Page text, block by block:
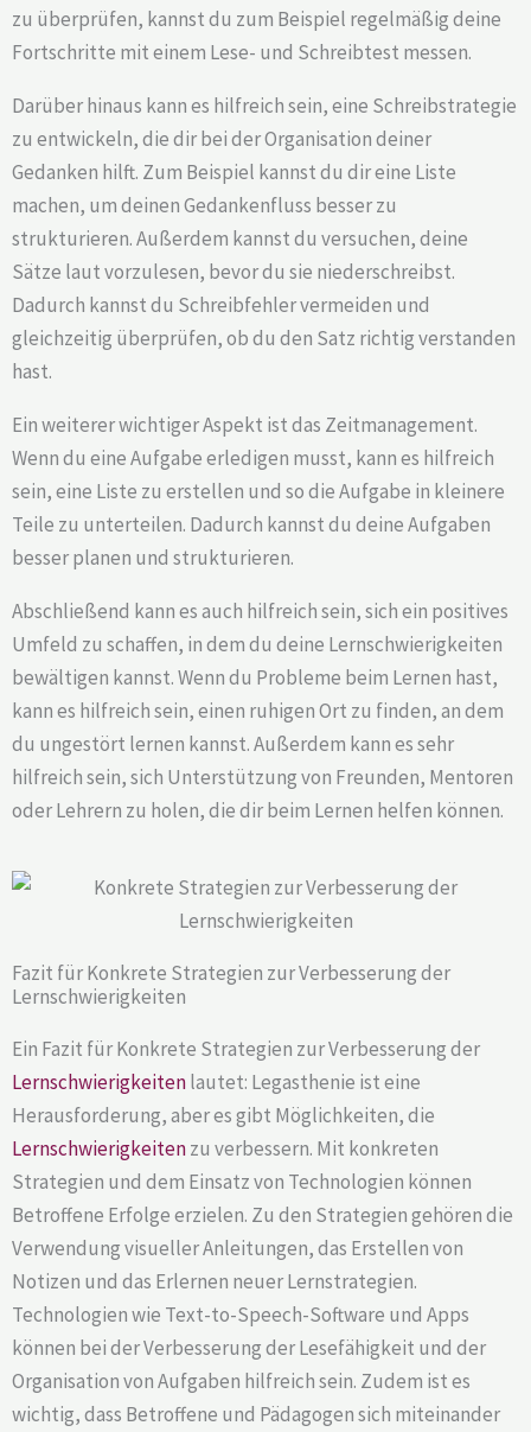
zu überprüfen, kannst du zum Beispiel regelmäßig deine
Fortschritte mit einem Lese- und Schreibtest messen.
Darüber hinaus kann es hilfreich sein, eine Schreibstrategie
zu entwickeln, die dir bei der Organisation deiner
Gedanken hilft. Zum Beispiel kannst du dir eine Liste
machen, um deinen Gedankenfluss besser zu
strukturieren. Außerdem kannst du versuchen, deine
Sätze laut vorzulesen, bevor du sie niederschreibst.
Dadurch kannst du Schreibfehler vermeiden und
gleichzeitig überprüfen, ob du den Satz richtig verstanden
hast.
Ein weiterer wichtiger Aspekt ist das Zeitmanagement.
Wenn du eine Aufgabe erledigen musst, kann es hilfreich
sein, eine Liste zu erstellen und so die Aufgabe in kleinere
Teile zu unterteilen. Dadurch kannst du deine Aufgaben
besser planen und strukturieren.
Abschließend kann es auch hilfreich sein, sich ein positives
Umfeld zu schaffen, in dem du deine Lernschwierigkeiten
bewältigen kannst. Wenn du Probleme beim Lernen hast,
kann es hilfreich sein, einen ruhigen Ort zu finden, an dem
du ungestört lernen kannst. Außerdem kann es sehr
hilfreich sein, sich Unterstützung von Freunden, Mentoren
oder Lehrern zu holen, die dir beim Lernen helfen können.
Fazit für Konkrete Strategien zur Verbesserung der
Lernschwierigkeiten
Ein Fazit für Konkrete Strategien zur Verbesserung der
Lernschwierigkeitenlautet: Legasthenie ist eine
Herausforderung, aber es gibt Möglichkeiten, die
Lernschwierigkeitenzu verbessern. Mit konkreten
Strategien und dem Einsatz von Technologien können
Betroffene Erfolge erzielen. Zu den Strategien gehören die
Verwendung visueller Anleitungen, das Erstellen von
Notizen und das Erlernen neuer Lernstrategien.
Technologien wie Text-to-Speech-Software und Apps
können bei der Verbesserung der Lesefähigkeit und der
Organisation von Aufgaben hilfreich sein. Zudem ist es
wichtig, dass Betroffene und Pädagogen sich miteinander